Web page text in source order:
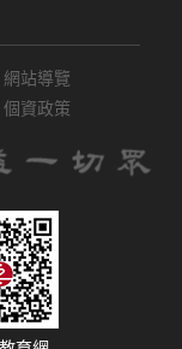
網站導覽
個資政策